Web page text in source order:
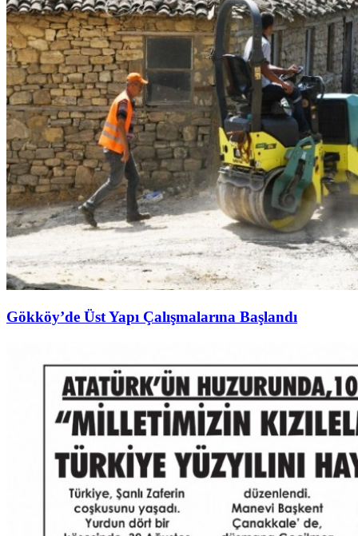
Gökköy’de Üst Yapı Çalışmalarına Başlandı